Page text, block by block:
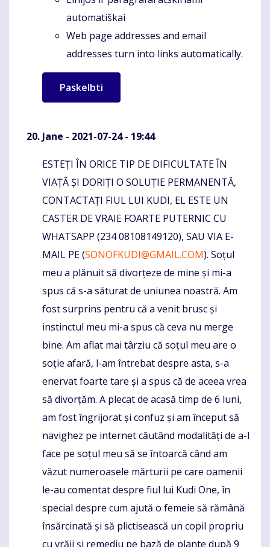
automatiškai
Web page addresses and email
addresses turn into links automatically.
Jane - 2021-07-24 - 19:44
Komentaras
ESTEȚI ÎN ORICE TIP DE DIFICULTATE ÎN
VIAȚĂ ȘI DORIȚI O SOLUȚIE PERMANENTĂ,
CONTACTAȚI FIUL LUI KUDI, EL ESTE UN
CASTER DE VRAIE FOARTE PUTERNIC CU
WHATSAPP (234 08108149120), SAU VIA E-
MAIL PE (SONOFKUDI@GMAIL.COM). Soțul
meu a plănuit să divorțeze de mine și mi-a
spus că s-a săturat de uniunea noastră. Am
fost surprins pentru că a venit brusc și
instinctul meu mi-a spus că ceva nu merge
bine. Am aflat mai târziu că soțul meu are o
soție afară, l-am întrebat despre asta, s-a
enervat foarte tare și a spus că de aceea vrea
să divorțăm. A plecat de acasă timp de 6 luni,
am fost îngrijorat și confuz și am început să
navighez pe internet căutând modalități de a-l
face pe soțul meu să se întoarcă când am
văzut numeroasele mărturii pe care oamenii
le-au comentat despre fiul lui Kudi One, în
special despre cum ajută o femeie să rămână
însărcinată și să plictisească un copil propriu
cu vrăji și remediu pe bază de plante după 9